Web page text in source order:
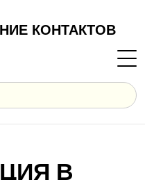
КОНТАКТОВ
В